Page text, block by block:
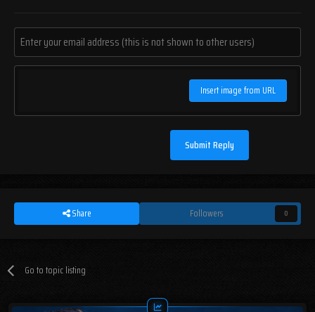
Insert image from URL
Submit Reply
Share Followers 0
Go to topic listing